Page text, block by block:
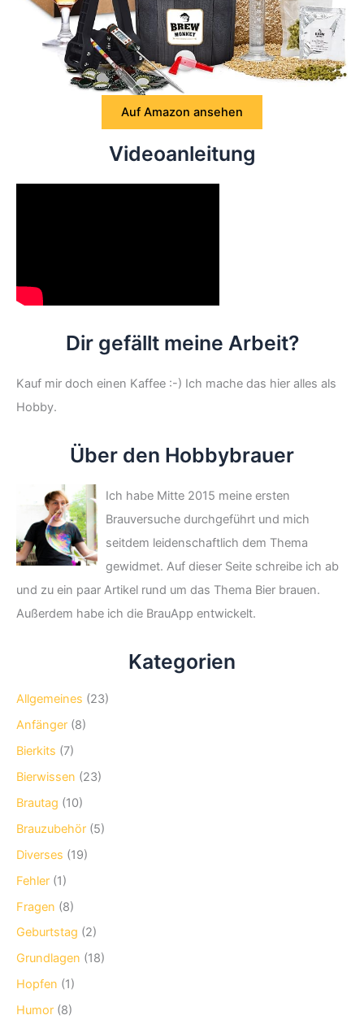
Auf Amazon ansehen
Videoanleitung
Dir gefällt meine Arbeit?
Kauf mir doch einen Kaffee :-) Ich mache das hier alles als
Hobby.
Über den Hobbybrauer
Ich habe Mitte 2015 meine ersten
Brauversuche durchgeführt und mich
seitdem leidenschaftlich dem Thema
gewidmet. Auf dieser Seite schreibe ich ab
und zu ein paar Artikel rund um das Thema Bier brauen.
Außerdem habe ich die BrauApp entwickelt.
Kategorien
Allgemeines (23)
Anfänger (8)
Bierkits (7)
Bierwissen (23)
Brautag (10)
Brauzubehör (5)
Diverses (19)
Fehler (1)
Fragen (8)
Geburtstag (2)
Grundlagen (18)
Hopfen (1)
Humor (8)